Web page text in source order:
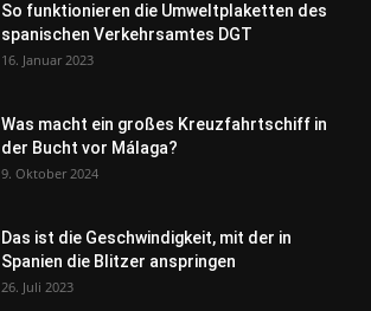
So funktionieren die Umweltplaketten des
spanischen Verkehrsamtes DGT
16. Januar 2023
Was macht ein großes Kreuzfahrtschiff in
der Bucht vor Málaga?
9. Oktober 2024
Das ist die Geschwindigkeit, mit der in
Spanien die Blitzer anspringen
26. Juli 2023